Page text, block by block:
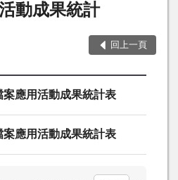
動成果統計
回上一頁
案應用活動成果統計表
案應用活動成果統計表